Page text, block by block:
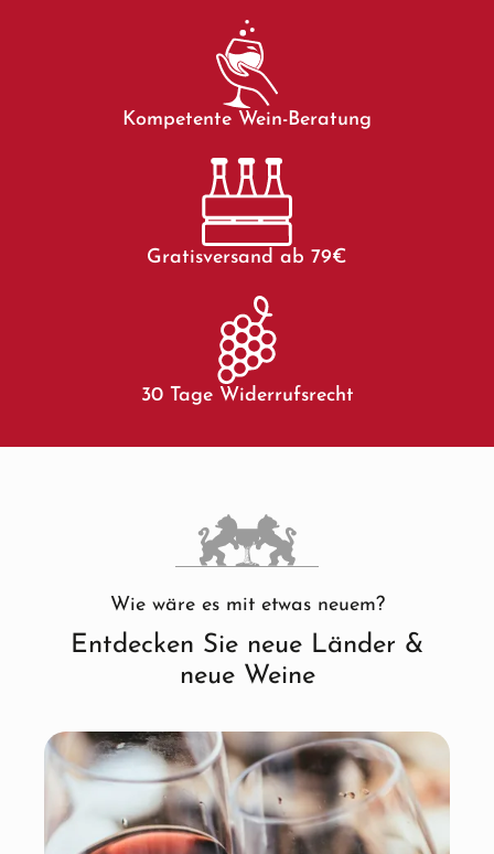
Kompetente Wein-Beratung
Gratisversand ab 79€
30 Tage Widerrufsrecht
Wie wäre es mit etwas neuem?
Entdecken Sie neue Länder &
neue Weine